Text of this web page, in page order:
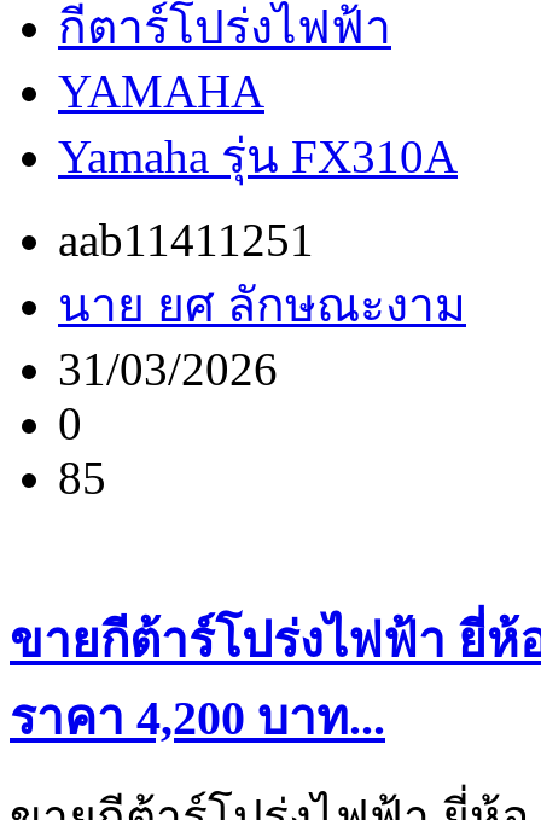
กีตาร์โปร่งไฟฟ้า
YAMAHA
Yamaha รุ่น FX310A
aab11411251
นาย ยศ ลักษณะงาม
31/03/2026
0
85
ขายกีต้าร์โปร่งไฟฟ้า ยี่ห้
ราคา 4,200 บาท...